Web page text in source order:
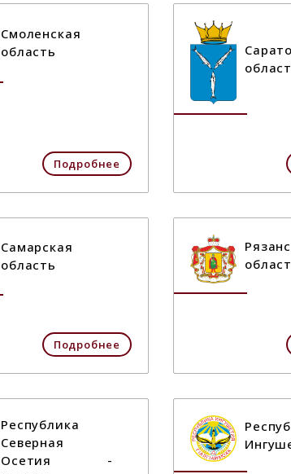
Смоленская
область
Подробнее
Самарская
область
Подробнее
Республика
Северная
Осетия -